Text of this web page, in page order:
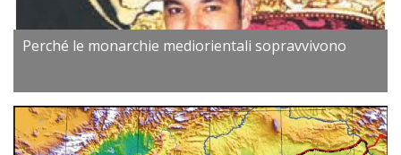
Perché le monarchie mediorientali sopravvivono